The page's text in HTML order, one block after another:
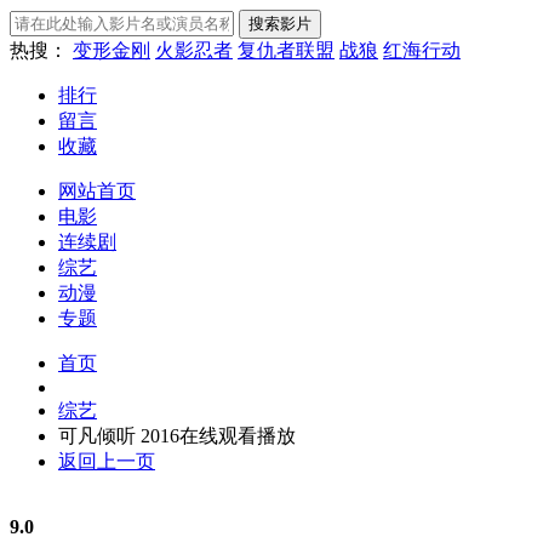
热搜： 变形金刚 火影忍者 复仇者联盟 战狼 红海行动
排行
留言
收藏
网站首页
电影
连续剧
综艺
动漫
专题
首页
综艺
可凡倾听 2016在线观看播放
返回上一页
9.0